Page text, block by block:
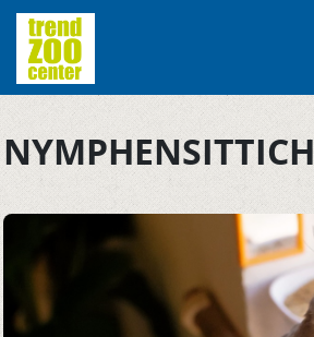
NYMPHENSITTICH